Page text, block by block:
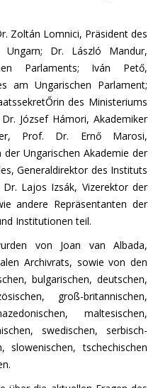
Zoltán Lomnici, Präsident des
Ungarn; Dr. László Mandur,
Parlaments; Iván Pető,
am Ungarischen Parlament;
des Ministeriums
József Hámori, Akademiker
Prof. Dr. Ernő Marosi,
Ungarischen Akademie der
Generaldirektor des Instituts
Lajos Izsák, Vizerektor der
andere Repräsentanten der
Institutionen teil.
von Joan van Albada,
Archivrats, sowie von den
bulgarischen, deutschen,
groß-britannischen,
maltesischen,
swedischen, serbisch-
slowenischen, tschechischen